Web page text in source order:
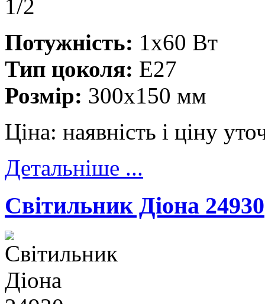
Потужність: 1x60 Вт
Тип цоколя: E27
Розмір: 300x150 мм
Ціна: наявність і ціну
Детальніше ...
Cвітильник Діона 24930